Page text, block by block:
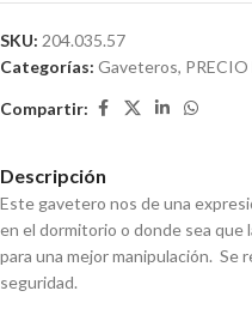
SKU: 204.035.57
Categorías: Gaveteros,
Compartir:
Descripción
Este gavetero nos de una
en el dormitorio o donde sea que
para una mejor manipulación. Se
seguridad.